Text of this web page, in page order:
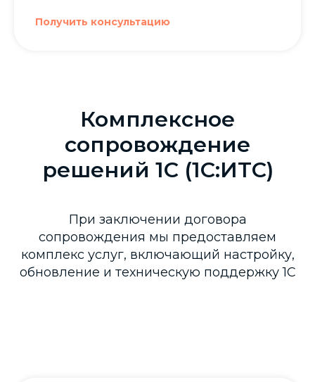
Получить консультацию
Комплексное
сопровождение
решений 1С (1С:ИТС)
При заключении договора
сопровождения мы предоставляем
комплекс услуг, включающий настройку,
обновление и техническую поддержку 1С